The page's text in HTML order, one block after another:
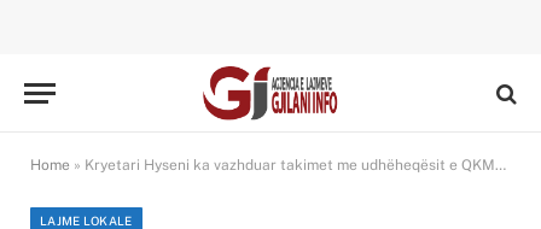
Home » Kryetari Hyseni ka vazhduar takimet me udhëheqësit e QKMF-së, QMF-ve dhe AMF-ve, për riorganizimin strukturor të qendrave shëndetësore për shërbime më cilësore për qytetarët
LAJME LOKALE